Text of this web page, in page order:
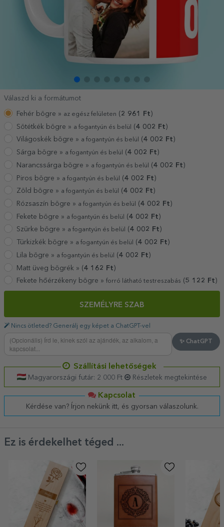
Válaszd ki a formátumot
Fehér bögre » az egész felületen ( 2 961 Ft )
Sötétkék bögre » a fogantyún és belül (4 002 Ft)
Világoskék bögre » a fogantyún és belül (4 002 Ft )
Sárga bögre » a fogantyún és belül (4 002 Ft )
Narancssárga bögre » a fogantyún és belül (4 002 Ft)
Piros bögre » a fogantyún és belül (4 002 Ft)
Zöld bögre » a fogantyún és belül (4 002 Ft )
Rózsaszín bögre » a fogantyún és belül (4 002 Ft )
Fekete bögre » a fogantyún és belül (4 002 Ft)
Szürke bögre » a fogantyún és belül (4 002 Ft )
Türkizkék bögre » a fogantyún és belül (4 002 Ft )
Lila bögre » a fogantyún és belül (4 002 Ft)
Matt üveg bögrék » (4 162 Ft)
Fekete hőérzékeny bögre » forró látható testreszabás (5 122 Ft )
SZEMÉLYRE SZAB
Nincs ötleted? Generálj egy képet a ChatGPT-vel
✨ ChatGPT
Szállítási lehetőségek
Magyarországi futár: 2 000 Ft Részletek megtekintése
Kapcsolat
Kérdése van? Írjon nekünk itt, és gyorsan válaszolunk.
Ez is érdekelhet téged ...